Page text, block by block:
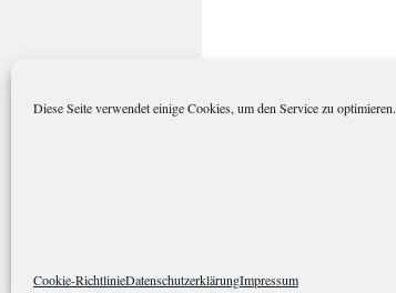
Diese Seite verwendet einige Cookies, um den Service zu optimieren.
Cookie-RichtlinieDatenschutzerklärungImpressum